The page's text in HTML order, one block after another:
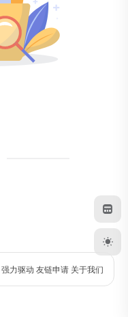
强力驱动 友链申请 关于我们